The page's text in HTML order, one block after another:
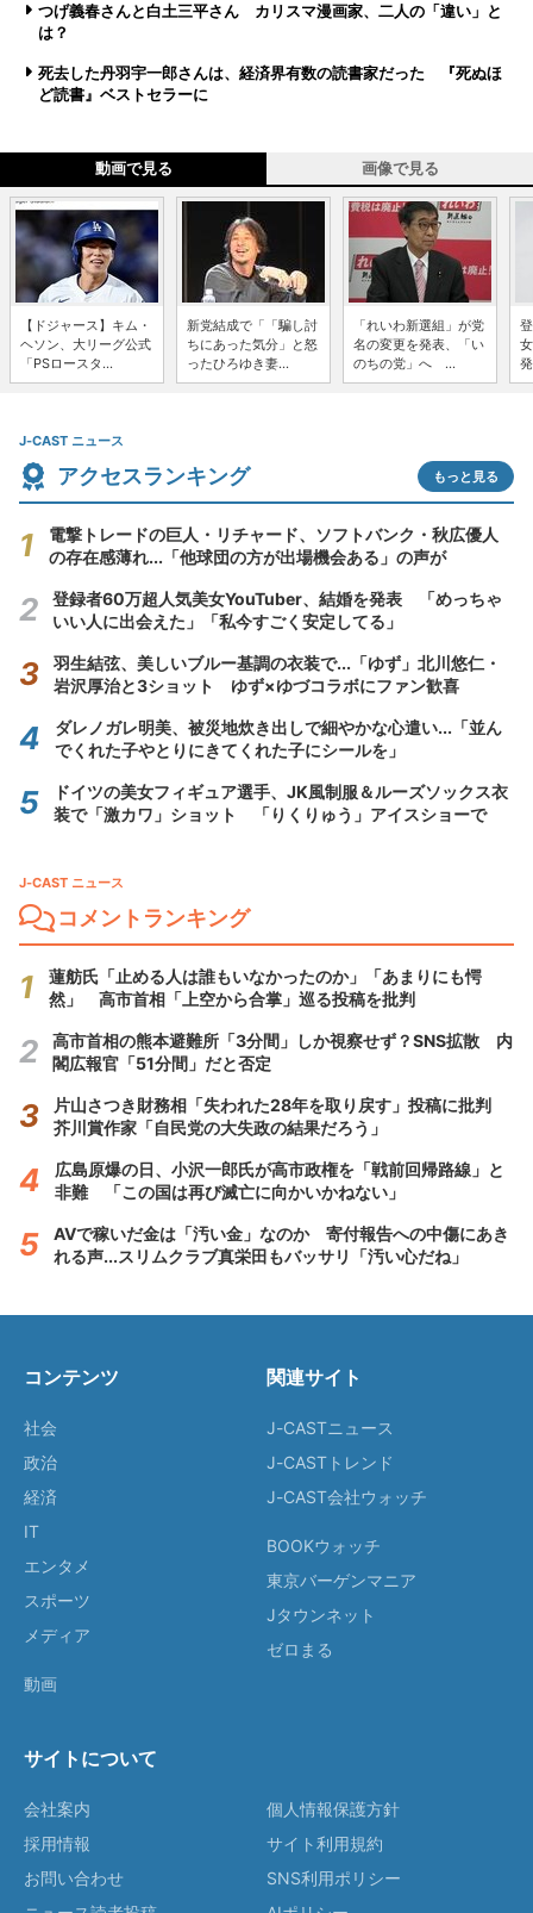
つげ義春さんと白土三平さん カリスマ漫画家、二人の「違い」と
は？
死去した丹羽宇一郎さんは、経済界有数の読書家だった 『死ぬほ
ど読書』ベストセラーに
動画で見る 画像で見る
【ドジャース】キム・
ヘソン、大リーグ公式
「PSロースタ...
新党結成で「「騙し討
ちにあった気分」と怒
ったひろゆき妻...
「れいわ新選組」が党
名の変更を発表、「い
のちの党」へ ...
J-CAST ニュース
アクセスランキング もっと見る
電撃トレードの巨人・リチャード、ソフトバンク・秋広優人
の存在感薄れ...「他球団の方が出場機会ある」の声が
登録者60万超人気美女YouTuber、結婚を発表 「めっちゃ
いい人に出会えた」「私今すごく安定してる」
羽生結弦、美しいブルー基調の衣装で...「ゆず」北川悠仁・
岩沢厚治と3ショット ゆず×ゆづコラボにファン歓喜
ダレノガレ明美、被災地炊き出しで細やかな心遣い...「並ん
でくれた子やとりにきてくれた子にシールを」
ドイツの美女フィギュア選手、JK風制服＆ルーズソックス衣
装で「激カワ」ショット 「りくりゅう」アイスショーで
J-CAST ニュース
コメントランキング
蓮舫氏「止める人は誰もいなかったのか」「あまりにも愕
然」 高市首相「上空から合掌」巡る投稿を批判
高市首相の熊本避難所「3分間」しか視察せず？SNS拡散 内
閣広報官「51分間」だと否定
片山さつき財務相「失われた28年を取り戻す」投稿に批判
芥川賞作家「自民党の大失政の結果だろう」
広島原爆の日、小沢一郎氏が高市政権を「戦前回帰路線」と
非難 「この国は再び滅亡に向かいかねない」
AVで稼いだ金は「汚い金」なのか 寄付報告への中傷にあき
れる声...スリムクラブ真栄田もバッサリ「汚い心だね」
コンテンツ
社会
政治
経済
IT
エンタメ
スポーツ
メディア
動画
関連サイト
J-CASTニュース
J-CASTトレンド
J-CAST会社ウォッチ
BOOKウォッチ
東京バーゲンマニア
Jタウンネット
ゼロまる
サイトについて
会社案内
採用情報
お問い合わせ
個人情報保護方針
サイト利用規約
SNS利用ポリシー